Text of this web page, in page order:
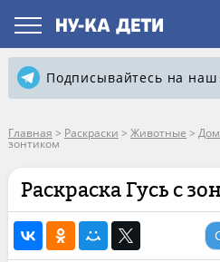
Подписывайтесь на
Главная > Раскраски > Животные >
зонтиком
Раскраска Гусь с